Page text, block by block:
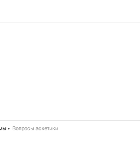
Вопросы аскетики